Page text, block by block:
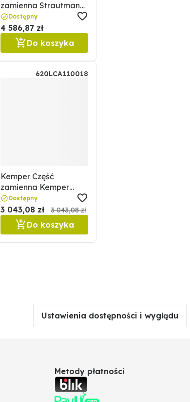
zamienna Strautmann
22561424507
Dostępny
4 586,87 zł
Do koszyka
620LCA110018
Kemper Część
zamienna Kemper
620LCA110018
Dostępny
3 043,08 zł 3 043,08 zł
Do koszyka
Ustawienia dostępności i wyglądu
Metody płatności